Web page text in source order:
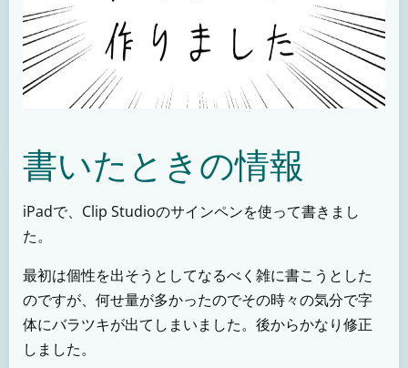
書いたときの情報
iPadで、Clip Studioのサインペンを使って書きまし
た。
最初は個性を出そうとしてなるべく雑に書こうとした
のですが、何せ量が多かったのでその時々の気分で字
体にバラツキが出てしまいました。後からかなり修正
しました。